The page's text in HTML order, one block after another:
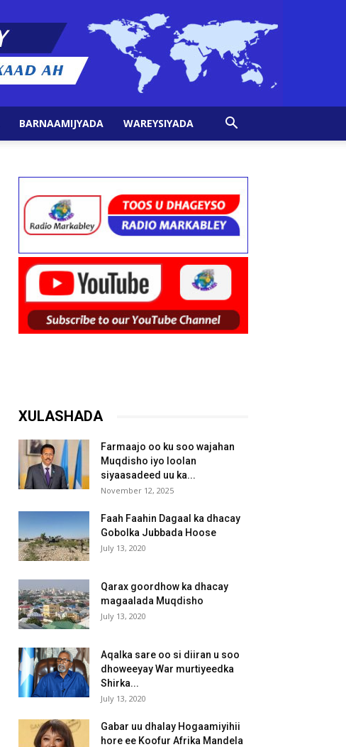
BARNAAMIJYADA WAREYSIYADA
XULASHADA
Farmaajo oo ku soo wajahan
Muqdisho iyo loolan
siyaasadeed uu ka...
November 12, 2025
Faah Faahin Dagaal ka dhacay
Gobolka Jubbada Hoose
July 13, 2020
Qarax goordhow ka dhacay
magaalada Muqdisho
July 13, 2020
Aqalka sare oo si diiran u soo
dhoweeyay War murtiyeedka
Shirka...
July 13, 2020
Gabar uu dhalay Hogaamiyihii
hore ee Koofur Afrika Mandela